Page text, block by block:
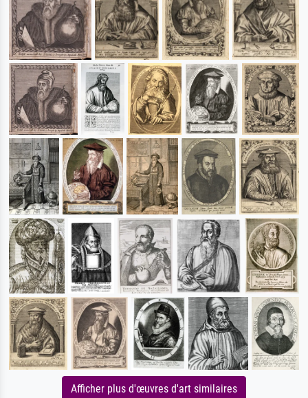
Afficher plus d'œuvres d'art similaires